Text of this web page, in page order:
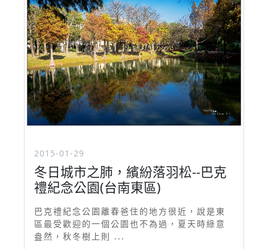
2015-01-29
冬日城市之肺，繽紛落羽松--巴克
禮紀念公園(台南東區)
巴克禮紀念公園離春爸住的地方很近，說是東
區最受歡迎的一個公園也不為過，夏天時綠意
盎然，秋冬樹上則 ...